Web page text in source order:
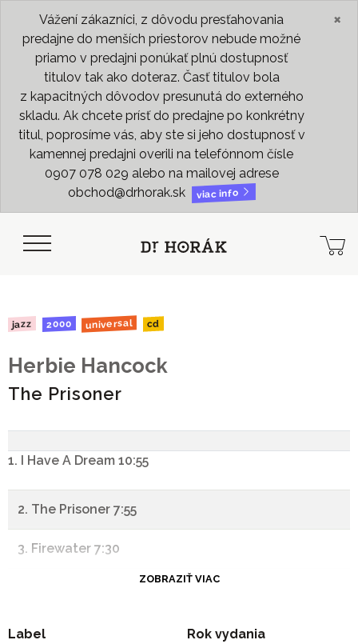
Vážení zákazníci, z dôvodu presťahovania
predajne do menších priestorov nebude možné
priamo v predajni ponúkať plnú dostupnosť
titulov tak ako doteraz. Časť titulov bola
z kapacitných dôvodov presunutá do externého
skladu. Ak chcete prísť do predajne po konkrétny
titul, poprosíme vás, aby ste si jeho dostupnosť v
kamennej predajni overili na telefónnom čísle
0907 078 029 alebo na mailovej adrese
obchod@drhorak.sk
viac info
×
jazz 2000 universal cd
Herbie Hancock
The Prisoner
1. I Have A Dream 10:55
2. The Prisoner 7:55
3. Firewater 7:30
5. Promise Of The Sun 7:50
ZOBRAZIŤ VIAC
Label
Rok vydania